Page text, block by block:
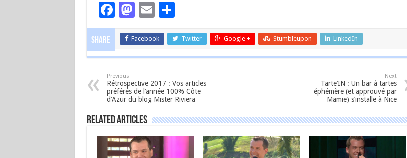
Facebook
Mastodon
EmailPartager
Share Facebook Twitter Google + Stumbleupon LinkedIn
Previous
Rétrospective 2017 : Vos articles
préférés de l’année 100% Côte
d’Azur du blog Mister Riviera
Next
Tarte’IN : Un bar à tartes
éphémère (et approuvé par
Mamie) s’installe à Nice
Related Articles